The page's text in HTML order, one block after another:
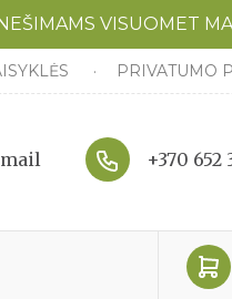
VISUOMET
PRIVATUMO
+370 652